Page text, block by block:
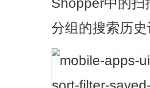
分组的搜索历史